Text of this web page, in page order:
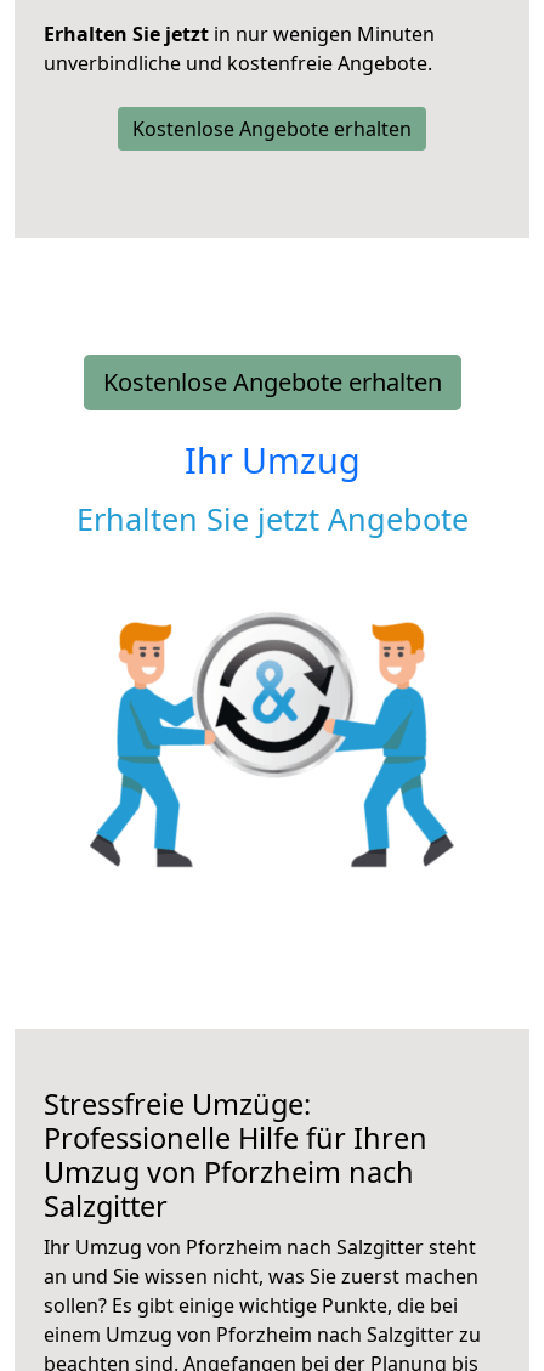
Erhalten Sie jetzt in nur wenigen Minuten
unverbindliche und kostenfreie Angebote.
Kostenlose Angebote erhalten
Kostenlose Angebote erhalten
Ihr Umzug
Erhalten Sie jetzt Angebote
Stressfreie Umzüge:
Professionelle Hilfe für Ihren
Umzug von Pforzheim nach
Salzgitter
Ihr Umzug von Pforzheim nach Salzgitter steht
an und Sie wissen nicht, was Sie zuerst machen
sollen? Es gibt einige wichtige Punkte, die bei
einem Umzug von Pforzheim nach Salzgitter zu
beachten sind. Angefangen bei der Planung bis